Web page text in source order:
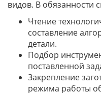
видов. В обязанности
Чтение
составление
детали.
Подбор
поставленной
Закрепление
режима работы